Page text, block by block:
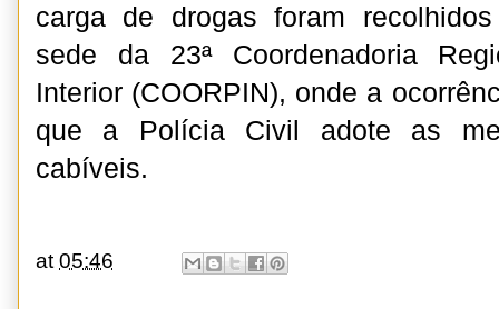
carga de drogas foram
sede da 23ª Coordenadoria
Interior (COORPIN), onde a
que a Polícia Civil adote as
cabíveis.
at05:46